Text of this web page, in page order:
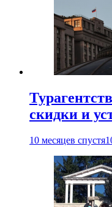
скидки и
10 месяцев спустя